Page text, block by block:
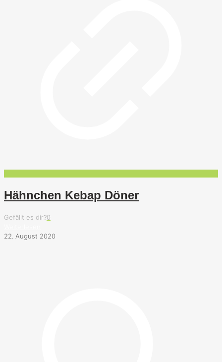
Hähnchen Kebap Döner
Gefällt es dir?0
22. August 2020